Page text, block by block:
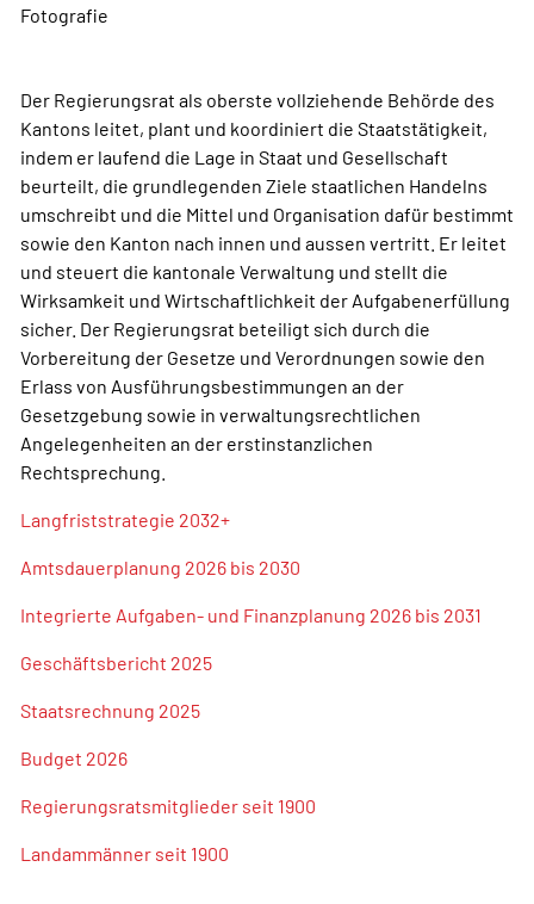
Fotografie
Der Regierungsrat als oberste vollziehende Behörde des
Kantons leitet, plant und koordiniert die Staatstätigkeit,
indem er laufend die Lage in Staat und Gesellschaft
beurteilt, die grundlegenden Ziele staatlichen Handelns
umschreibt und die Mittel und Organisation dafür bestimmt
sowie den Kanton nach innen und aussen vertritt. Er leitet
und steuert die kantonale Verwaltung und stellt die
Wirksamkeit und Wirtschaftlichkeit der Aufgabenerfüllung
sicher. Der Regierungsrat beteiligt sich durch die
Vorbereitung der Gesetze und Verordnungen sowie den
Erlass von Ausführungsbestimmungen an der
Gesetzgebung sowie in verwaltungsrechtlichen
Angelegenheiten an der erstinstanzlichen
Rechtsprechung.
Langfriststrategie 2032+
Amtsdauerplanung 2026 bis 2030
Integrierte Aufgaben- und Finanzplanung 2026 bis 2031
Geschäftsbericht 2025
Staatsrechnung 2025
Budget 2026
Regierungsratsmitglieder seit 1900
Landammänner seit 1900